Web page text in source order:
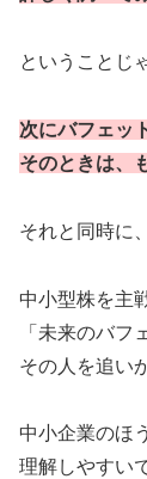
ということじ
次にバフェッ
そのときは、
それと同時に、
中小型株を主
「未来のバフ
その人を追い
中小企業のほ
理解しやすい